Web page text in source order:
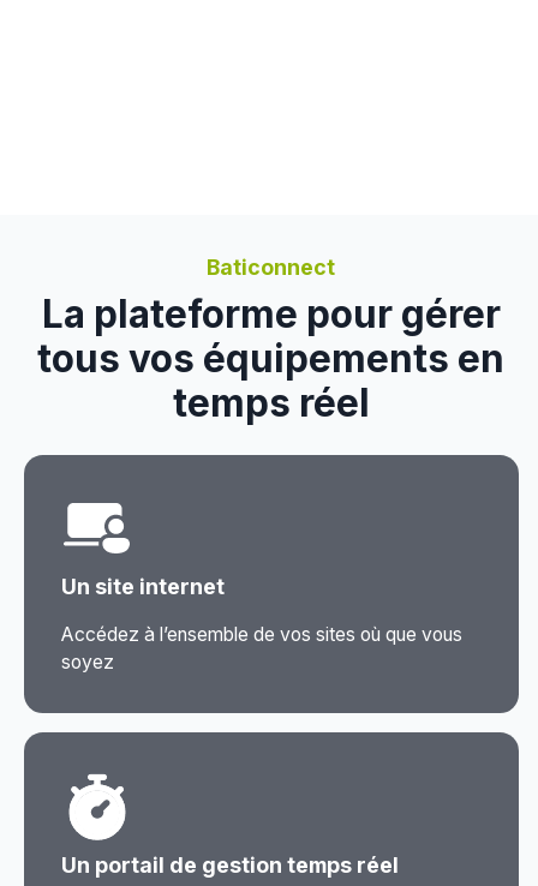
Baticonnect
La plateforme pour gérer
tous vos équipements en
temps réel
Un site internet
Accédez à l’ensemble de vos sites où que vous
soyez
Un portail de gestion temps réel